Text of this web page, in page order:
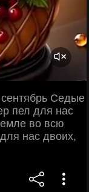
Седые
пел для нас
во всю
нас двоих,